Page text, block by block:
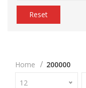
Reset
Home
200000
12